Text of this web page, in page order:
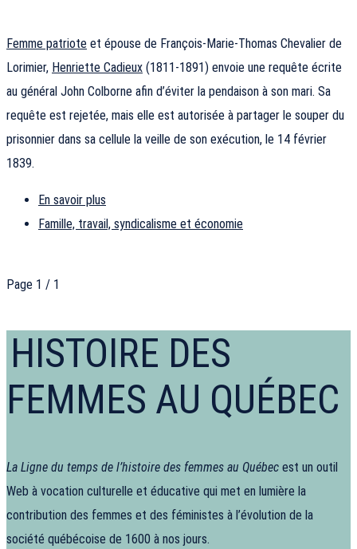
Femme patriote et épouse de François-Marie-Thomas Chevalier de
Lorimier, Henriette Cadieux (1811-1891) envoie une requête écrite
au général John Colborne afin d’éviter la pendaison à son mari. Sa
requête est rejetée, mais elle est autorisée à partager le souper du
prisonnier dans sa cellule la veille de son exécution, le 14 février
1839.
En savoir plus
Famille, travail, syndicalisme et économie
Page 1 / 1
HISTOIRE DES
FEMMES AU QUÉBEC
La Ligne du temps de l’histoire des femmes au Québec est un outil
Web à vocation culturelle et éducative qui met en lumière la
contribution des femmes et des féministes à l’évolution de la
société québécoise de 1600 à nos jours.